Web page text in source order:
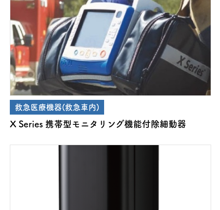
救急医療機器(救急車内)
X Series 携帯型モニタリング機能付除細動器